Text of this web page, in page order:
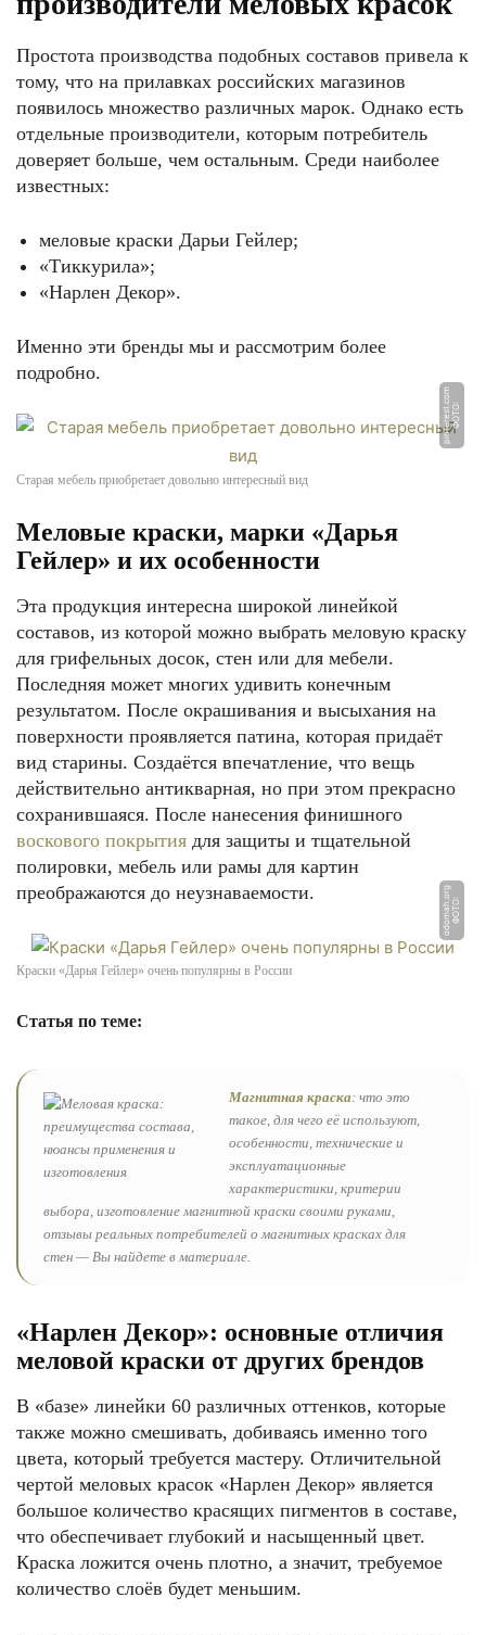
Простота производства подобных составов привела к
тому, что на прилавках российских магазинов
появилось множество различных марок. Однако есть
отдельные производители, которым потребитель
доверяет больше, чем остальным. Среди наиболее
известных:
меловые краски Дарьи Гейлер;
«Тиккурила»;
«Нарлен Декор».
Именно эти бренды мы и рассмотрим более
подробно.
Ф
О
Т
О:
pi
n
t
e
r
e
s
t.
c
o
m
Старая мебель приобретает довольно интересный вид
Меловые краски, марки «Дарья
Гейлер» и их особенности
Эта продукция интересна широкой линейкой
составов, из которой можно выбрать меловую краску
для грифельных досок, стен или для мебели.
Последняя может многих удивить конечным
результатом. После окрашивания и высыхания на
поверхности проявляется патина, которая придаёт
вид старины. Создаётся впечатление, что вещь
действительно антикварная, но при этом прекрасно
сохранившаяся. После нанесения финишного
воскового покрытия для защиты и тщательной
полировки, мебель или рамы для картин
преображаются до неузнаваемости.
Ф
О
Т
О:
o
d
o
m
a
h.
o
r
g
Краски «Дарья Гейлер» очень популярны в России
Статья по теме:
Магнитная краска: что это
такое, для чего её используют,
особенности, технические и
эксплуатационные
характеристики, критерии
выбора, изготовление магнитной краски своими руками,
отзывы реальных потребителей о магнитных красках для
стен — Вы найдете в материале.
«Нарлен Декор»: основные отличия
меловой краски от других брендов
В «базе» линейки 60 различных оттенков, которые
также можно смешивать, добиваясь именно того
цвета, который требуется мастеру. Отличительной
чертой меловых красок «Нарлен Декор» является
большое количество красящих пигментов в составе,
что обеспечивает глубокий и насыщенный цвет.
Краска ложится очень плотно, а значит, требуемое
количество слоёв будет меньшим.